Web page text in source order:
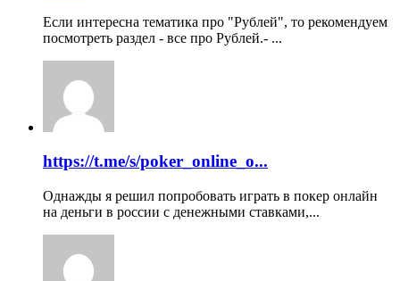
Если интересна тематика про "Рублей", то рекомендуем
посмотреть раздел - все про Рублей.- ...
https://t.me/s/poker_online_o...
Однажды я решил попробовать играть в покер онлайн
на деньги в россии с денежными ставками,...